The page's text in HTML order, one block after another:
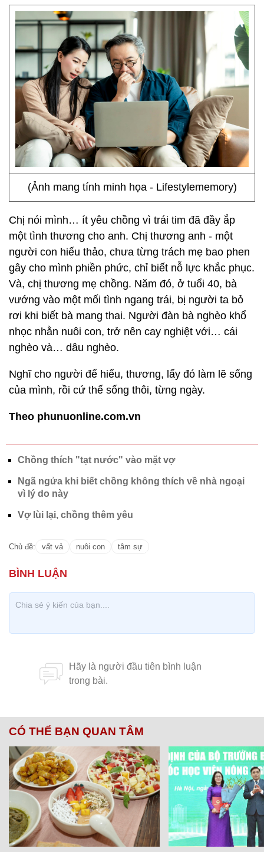
(Ảnh mang tính minh họa - Lifestylememory)
Chị nói mình… ít yêu chồng vì trái tim đã đầy ắp
một tình thương cho anh. Chị thương anh - một
người con hiếu thảo, chưa từng trách mẹ bao phen
gây cho mình phiền phức, chỉ biết nỗ lực khắc phục.
Và, chị thương mẹ chồng. Năm đó, ở tuổi 40, bà
vướng vào một mối tình ngang trái, bị người ta bỏ
rơi khi biết bà mang thai. Người đàn bà nghèo khổ
nhọc nhằn nuôi con, trở nên cay nghiệt với… cái
nghèo và… dâu nghèo.
Nghĩ cho người để hiểu, thương, lấy đó làm lẽ sống
của mình, rồi cứ thế sống thôi, từng ngày.
Theo phunuonline.com.vn
Chồng thích "tạt nước" vào mặt vợ
Ngã ngửa khi biết chồng không thích về nhà ngoại
vì lý do này
Vợ lùi lại, chồng thêm yêu
Chủ đề: vất vả nuôi con tâm sự
CÓ THỂ BẠN QUAN TÂM